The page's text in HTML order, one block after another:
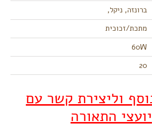
ברונזה, ניקל,
מתכת/זכוכית
60W
20
וליצירת קשר עם
יועצי התאורה